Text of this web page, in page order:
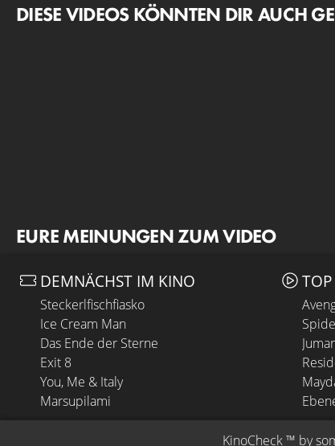
DIESE VIDEOS KÖNNTEN DIR AUCH
EURE MEINUNGEN ZUM VIDEO
DEMNÄCHST IM KINO
Steckerlfischfiasko
Ice Cream Man
Das Ende der Sterne
Exit 8
You, Me & Italy
Marsupilami
KinoCheck ™ by